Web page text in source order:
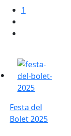
1
Festa del Bolet
Festa del
Bolet 2025